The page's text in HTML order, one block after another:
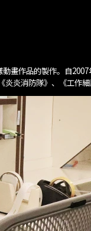
畫作品的製作。自
炎消防隊》、《工作